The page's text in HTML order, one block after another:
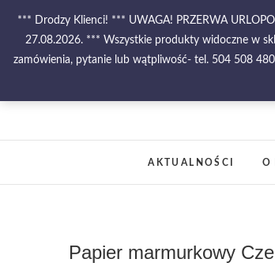
*** Drodzy Klienci! *** UWAGA! PRZERWA
27.08.2026. *** Wszystkie produkty widoczne w
zamówienia, pytanie lub wątpliwość- tel. 504 508
AKTUALNOŚCI O
Papier marmurkowy